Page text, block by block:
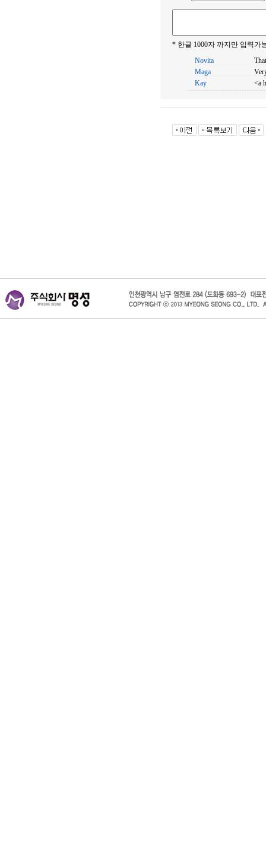
* 한글 1000자 까지만 입력가
Novita
Maga
Kay
<a